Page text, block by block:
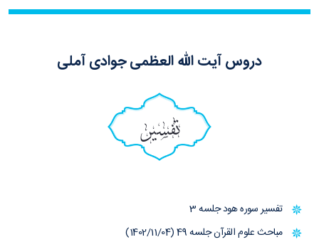
دروس آیت الله العظمی جوادی آملی
تفسیر
تفسیر سوره هود جلسه 3
مباحث علوم القرآن جلسه 49 (1402/11/04)